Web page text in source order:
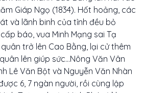
Giáp Ngọ (1834). Hốt hoảng, các
và lãnh binh của tỉnh đều bỏ
báo, vua Minh Mạng sai Tạ
trở lên Cao Bằng, lại cử thêm
lên giúp sức...Nông Văn Vân
Lê Văn Bột và Nguyễn Văn Nhàn
6, 7 ngàn người, rồi cùng lập